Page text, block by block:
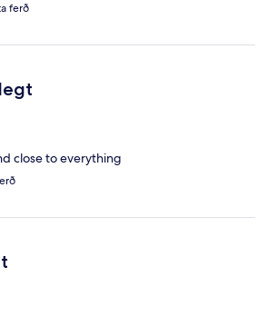
ferð
close to everything